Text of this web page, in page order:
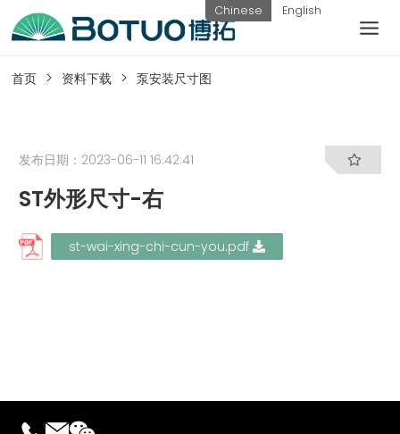
工作日热线
电话：
0576-
提交询
价
联系我
们
首页 资料下载 泵安装尺寸图
发布日期：2023-06-11 16:42:41
ST外形尺寸-右
st-wai-xing-chi-cun-you.pdf
Chinese English